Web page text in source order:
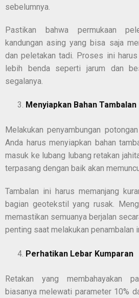
sebelumnya.
Pastikan bahwa permukaan
kandungan asing yang bisa saja
dan peletakan tadi. Proses ini harus
lebih benda seperti jarum dan
segalanya.
Menyiapkan Bahan Tambalan
Melakukan penyambungan
Anda harus menyiapkan bahan
masuk ke lubang lubang retakan
terpasang dengan baik akan
Tambalan ini harus memanjang
bagian geotekstil yang rusak.
memastikan semuanya berjalan
penting saat melakukan penambalan
Perhatikan Lebar Kumparan
Retakan yang membahayakan
biasanya melewati parameter 10%